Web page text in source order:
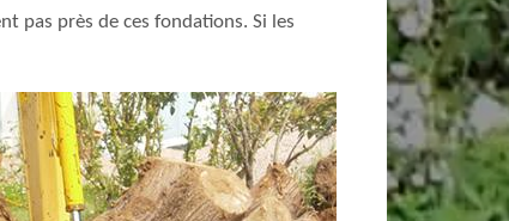
pas près de ces fondations. Si les